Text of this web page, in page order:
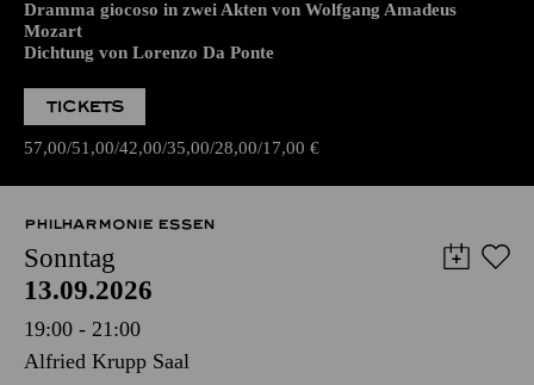
Dramma giocoso in zwei Akten von Wolfgang Amadeus
Mozart
Dichtung von Lorenzo Da Ponte
TICKETS
57,00 51,00 42,00 35,00 28,00 17,00 €
PHILHARMONIE ESSEN
Sonntag
13.09.2026
19:00 - 21:00
Alfried Krupp Saal